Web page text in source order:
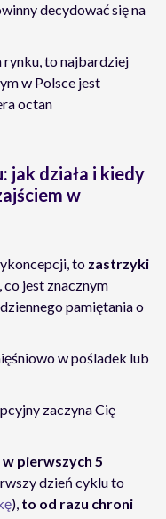
decydować się na
rynku, to najbardziej
w Polsce jest
octan
jak działa i kiedy
w
to zastrzyki
, co jest znacznym
pamiętania o
w pośladek lub
zaczyna Cię
pierwszych 5
dzień cyklu to
), to od razu chroni